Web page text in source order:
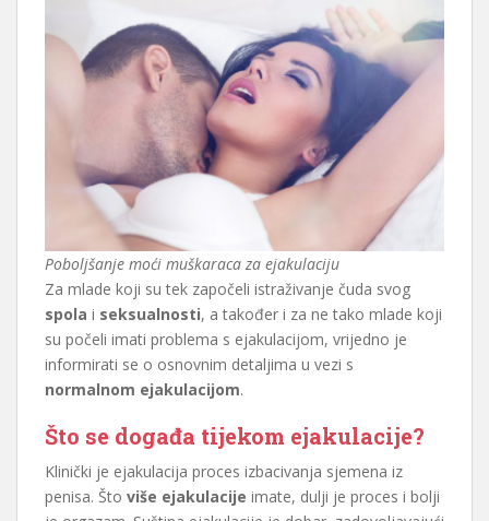
Poboljšanje moći muškaraca za ejakulaciju
Za mlade koji su tek započeli istraživanje čuda svog
spola i seksualnosti, a također i za ne tako mlade koji
su počeli imati problema s ejakulacijom, vrijedno je
informirati se o osnovnim detaljima u vezi s
normalnom ejakulacijom.
Što se događa tijekom ejakulacije?
Klinički je ejakulacija proces izbacivanja sjemena iz
penisa. Što više ejakulacije imate, dulji je proces i bolji